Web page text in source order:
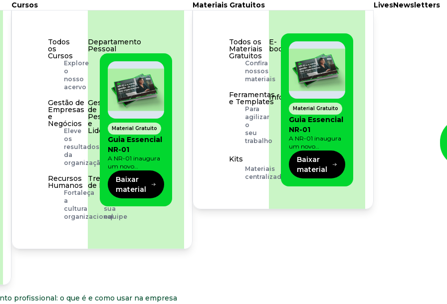
Cursos
Todos
os
Cursos
Explore
o
nosso
acervo
Departamento
Pessoal
Para
simplificar
processos
Gestão de
Empresas
e
Negócios
Eleve
os
resultados
da
organização
Gestão
de
Pessoas
e
Liderança
Capacitação
com
especialistas
Recursos
Humanos
Fortaleça
a
cultura
organizacional
Treinamento
de Produto
Desenvolva
sua
equipe
Material Gratuito
Guia Essencial
NR-01
A NR-01 inaugura
um novo
momento na
prevenção de riscos:
agora, além dos
fatores físicos e
operacionais, as
empresas precisam
olhar também
Baixar
material
Materiais Gratuitos
Todos os
Materiais
Gratuitos
Confira
nossos
materiais
E-
book
Aprofunde
seu
conhecimento
Ferramentas
e Templates
Para
agilizar
o
seu
trabalho
Infográfico
Conteúdo
prático
rápido
Kits
Materiais
centralizados
Material Gratuito
Guia Essencial
NR-01
A NR-01 inaugura
um novo
momento na
prevenção de riscos:
agora, além dos
fatores físicos e
operacionais, as
para os riscos
Baixar
material
LivesNewsletters
profissional: o que é e como usar na empresa